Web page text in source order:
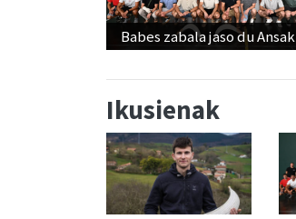
Babes zabala jaso du Ansak
Ikusienak